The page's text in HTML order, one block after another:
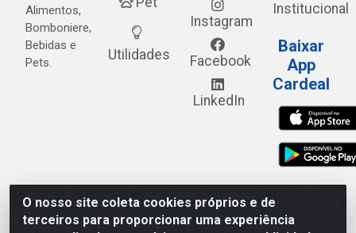
O nosso site coleta cookies próprios e de
terceiros para proporcionar uma experiência
Alimentos,
Bomboniere,
Bebidas e
Pets.
Utilidades
Instagram
Facebook
LinkedIn
Institucional
Baixar
App
Cardeal
Cardeal Distribuidora - Estrada Alto do Moura, 582 - Alto
do Moura - Caruaru/PE - CEP 55.040-120 - CNPJ